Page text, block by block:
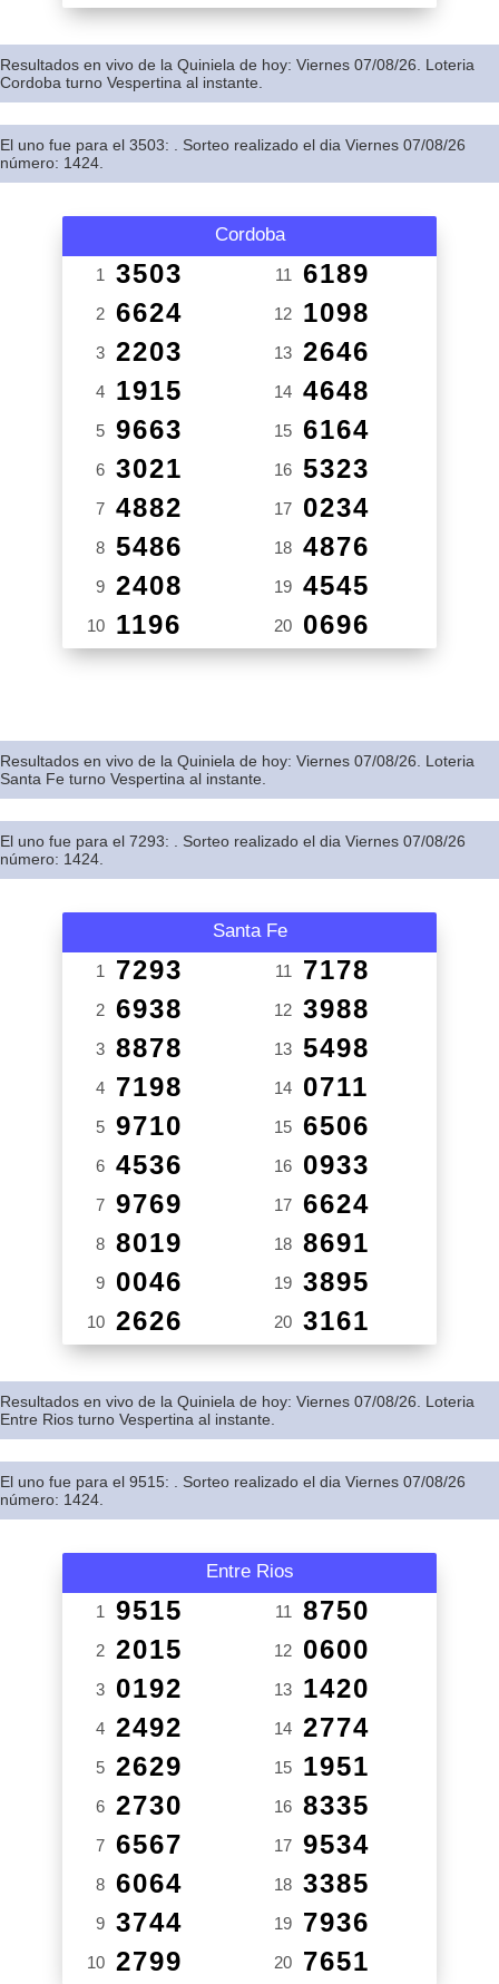
Resultados en vivo de la Quiniela de hoy: Viernes 07/08/26. Loteria
Cordoba turno Vespertina al instante.
El uno fue para el 3503: . Sorteo realizado el dia Viernes 07/08/26
número: 1424.
Cordoba
1 3503
2 6624
3 2203
4 1915
5 9663
6 3021
7 4882
8 5486
9 2408
10 1196
11 6189
12 1098
13 2646
14 4648
15 6164
16 5323
17 0234
18 4876
19 4545
20 0696
Resultados en vivo de la Quiniela de hoy: Viernes 07/08/26. Loteria
Santa Fe turno Vespertina al instante.
El uno fue para el 7293: . Sorteo realizado el dia Viernes 07/08/26
número: 1424.
Santa Fe
1 7293
2 6938
3 8878
4 7198
5 9710
6 4536
7 9769
8 8019
9 0046
10 2626
11 7178
12 3988
13 5498
14 0711
15 6506
16 0933
17 6624
18 8691
19 3895
20 3161
Resultados en vivo de la Quiniela de hoy: Viernes 07/08/26. Loteria
Entre Rios turno Vespertina al instante.
El uno fue para el 9515: . Sorteo realizado el dia Viernes 07/08/26
número: 1424.
Entre Rios
1 9515
2 2015
3 0192
4 2492
5 2629
6 2730
7 6567
8 6064
9 3744
10 2799
11 8750
12 0600
13 1420
14 2774
15 1951
16 8335
17 9534
18 3385
19 7936
20 7651